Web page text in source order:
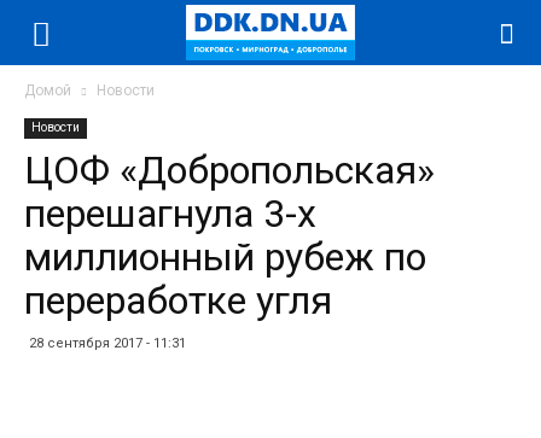
Домой Новости
Новости
ЦОФ «Добропольская»
перешагнула 3-х
миллионный рубеж по
переработке угля
28 сентября 2017 - 11:31